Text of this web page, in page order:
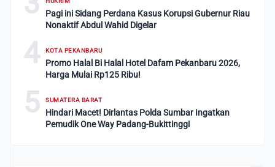
Pagi ini Sidang Perdana Kasus Korupsi Gubernur Riau
Nonaktif Abdul Wahid Digelar
4 KOTA PEKANBARU
Promo Halal Bi Halal Hotel Dafam Pekanbaru 2026,
Harga Mulai Rp125 Ribu!
5 SUMATERA BARAT
Hindari Macet! Dirlantas Polda Sumbar Ingatkan
Pemudik One Way Padang-Bukittinggi